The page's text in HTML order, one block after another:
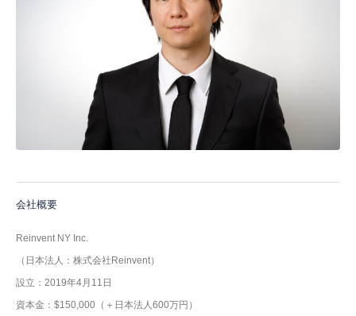
会社概要
Reinvent NY Inc.
（日本法人：株式会社Reinvent）
設立：2019年4月11日
資本金：$150,000（＋日本法人600万円）